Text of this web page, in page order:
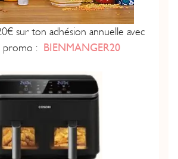
sur ton adhésion annuelle avec
promo : BIENMANGER20